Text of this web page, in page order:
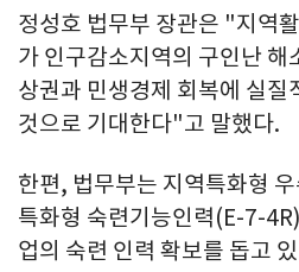
정성호 법무부 장관은 "지역
가 인구감소지역의 구인난 해
상권과 민생경제 회복에 실질
것으로 기대한다"고 말했다.
한편, 법무부는 지역특화형
특화형 숙련기능인력(E-7-
업의 숙련 인력 확보를 돕고